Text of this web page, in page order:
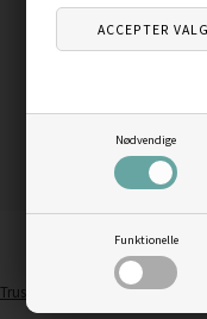
Nødvendige
Funktionelle
Little Dark Olive tørflue,
14,50 DKK
LÆS MERE
Trustpilot